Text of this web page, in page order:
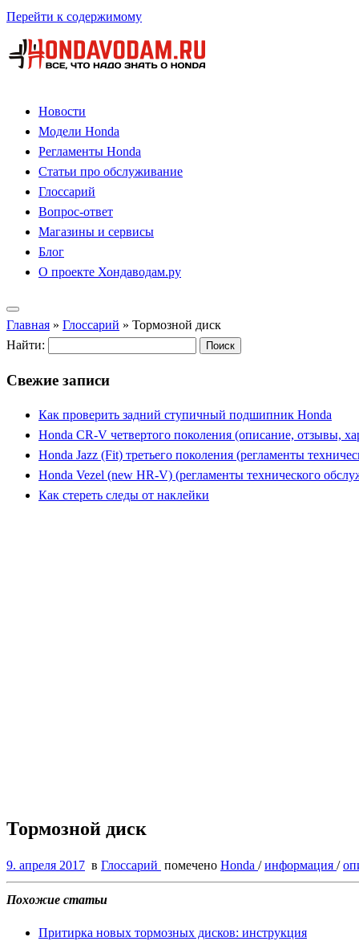
Перейти к содержимому
Новости
Модели Honda
Регламенты Honda
Статьи про обслуживание
Глоссарий
Вопрос-ответ
Магазины и сервисы
Блог
О проекте Хондаводам.ру
Главная » Глоссарий » Тормозной диск
Найти:
Свежие записи
Как проверить задний ступичный подшипник Honda
Honda CR-V четвертого поколения (описание, отзывы,
Honda Jazz (Fit) третьего поколения (регламенты
Honda Vezel (new HR-V) (регламенты технического
Как стереть следы от наклейки
Тормозной диск
9. апреля 2017 в Глоссарий помечено Honda /информация /
Похожие статьи
Притирка новых тормозных дисков: инструкция